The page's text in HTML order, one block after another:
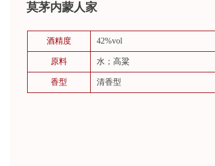
莫茅内蒙人家
酒精度 42%vol
原料 水；高粱
香型 清香型